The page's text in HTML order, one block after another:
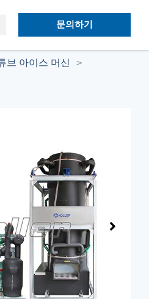
문의하기
브 아이스 머신
>